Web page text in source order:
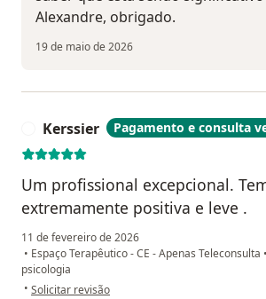
Alexandre, obrigado.
19 de maio de 2026
Kerssier Pagamento e consulta
Um profissional excepcional.
extremamente positiva e leve .
11 de fevereiro de 2026
• Espaço Terapêutico - CE - Apenas Teleconsulta •
psicologia
• na opinião do utilizador Kerssier
Solicitar revisão